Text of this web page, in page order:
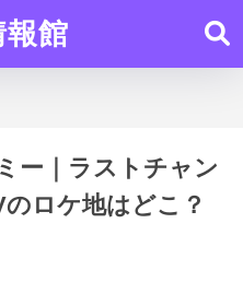
報館
ー｜ラストチャン
ロケ地はどこ？